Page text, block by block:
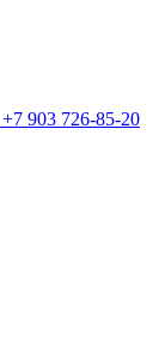
+7 903 726-85-20